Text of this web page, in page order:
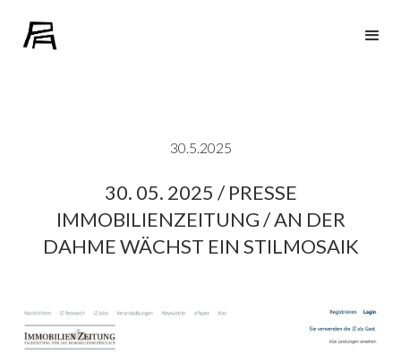
30.5.2025
30. 05. 2025 / PRESSE
IMMOBILIENZEITUNG / AN DER
DAHME WÄCHST EIN STILMOSAIK